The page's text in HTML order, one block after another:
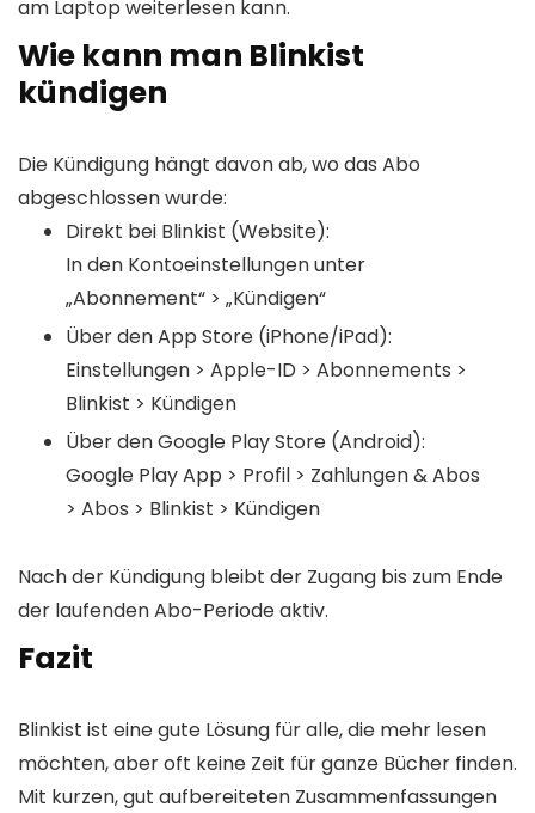
am Laptop weiterlesen kann.
Wie kann man Blinkist
kündigen
Die Kündigung hängt davon ab, wo das Abo
abgeschlossen wurde:
Direkt bei Blinkist (Website):
In den Kontoeinstellungen unter
„Abonnement“ > „Kündigen“
Über den App Store (iPhone/iPad):
Einstellungen > Apple-ID > Abonnements >
Blinkist > Kündigen
Über den Google Play Store (Android):
Google Play App > Profil > Zahlungen & Abos
> Abos > Blinkist > Kündigen
Nach der Kündigung bleibt der Zugang bis zum Ende
der laufenden Abo-Periode aktiv.
Fazit
Blinkist ist eine gute Lösung für alle, die mehr lesen
möchten, aber oft keine Zeit für ganze Bücher finden.
Mit kurzen, gut aufbereiteten Zusammenfassungen